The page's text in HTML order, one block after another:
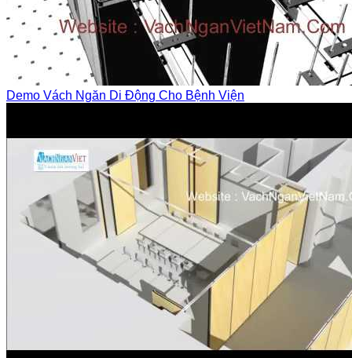
Demo Vách Ngăn Di Động Cho Bệnh Viện